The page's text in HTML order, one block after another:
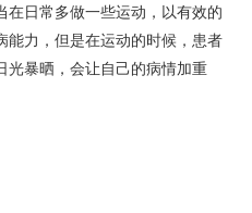
日常多做一些运动，以有效的
能力，但是在运动的时候，患者
光暴晒，会让自己的病情加重